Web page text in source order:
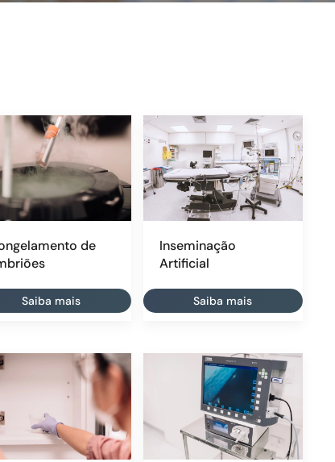
de
Saiba mais
Inseminação
Artificial
Saiba mais